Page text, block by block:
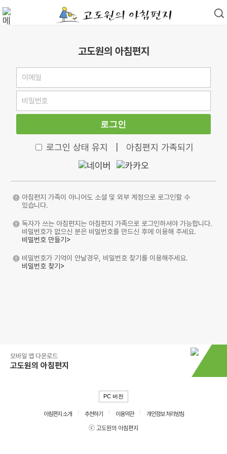
고도원의 아침편지
로그인
로그인 상태 유지 아침편지 가족되기
아침편지 가족이 아니어도 소셜 및 외부 계정으로 로그인할 수
있습니다.
독자가 쓰는 아침편지는 아침편지 가족으로 로그인하셔야 가능합니다.
비밀번호가 없으신 분은 비밀번호를 만드신 후에 이용해 주세요.
비밀번호 만들기>
비밀번호가 기억이 안날경우, 비밀번호 찾기를 이용해주세요.
비밀번호 찾기>
모바일 앱 다운로드
고도원의 아침편지
PC 버전
아침편지 소개 추천하기 이용약관
개인정보 처리방침
ⓒ 고도원의 아침편지